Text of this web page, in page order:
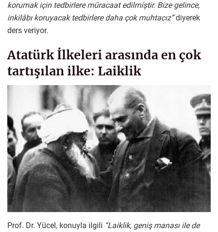
korumak için tedbirlere müracaat edilrníștir. Bize gelince,
inkilâbı koruyacak tedbirlere daha çok muhtacız”diyerek
ders veriyor.
Atatürk İlkeleri arasında en çok
tartışılan ilke: Laiklik
Prof. Dr. Yücel, konuyla ilgili “Laiklik, geniş manası ile de